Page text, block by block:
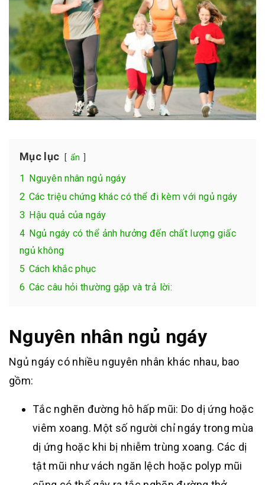
Mục lục ẩn
1 Nguyên nhân ngủ ngáy
2 Các triệu chứng khác có thể đi kèm với ngủ ngáy
3 Hậu quả của ngáy
4 Ngủ ngáy có thể ảnh hưởng đến chất lượng giấc
ngủ không
5 Cách khắc phục
6 Các câu hỏi thường gặp và trả lời:
Nguyên nhân ngủ ngáy
Ngủ ngáy có nhiều nguyên nhân khác nhau, bao
gồm:
Tắc nghẽn đường hô hấp mũi: Do dị ứng hoặc
viêm xoang. Một số người chỉ ngáy trong mùa
dị ứng hoặc khi bị nhiễm trùng xoang. Các dị
tật mũi như vách ngăn lệch hoặc polyp mũi